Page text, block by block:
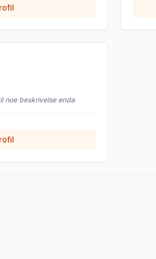
noe beskrivelse enda